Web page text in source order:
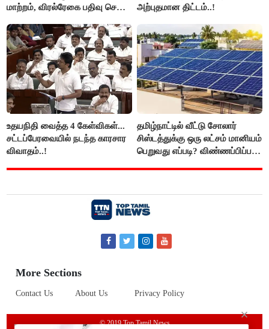
மாற்றம், விரல்ரேகை பதிவு செய்ய
அற்புதமான திட்டம்..!
உதயநிதி வைத்த 4 கேள்விகள்...
சட்டப்பேரவையில் நடந்த காரசார
விவாதம்..!
தமிழ்நாட்டில் வீட்டு சோலார்
சிஸ்டத்துக்கு ஒரு லட்சம் மானியம்
பெறுவது எப்படி? விண்ணப்பிப்பது
More Sections
Contact Us About Us Privacy Policy
© 2019 Top Tamil News